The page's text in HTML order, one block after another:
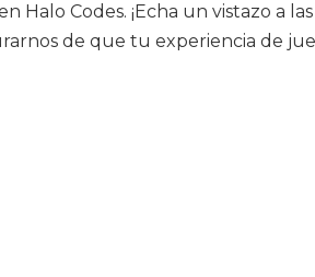
Codes. ¡Echa un vistazo a
de que tu experiencia de